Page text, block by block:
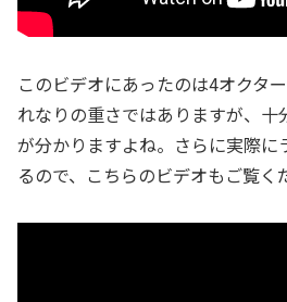
このビデオにあったのは4オクタ
れなりの重さではありますが、十
が分かりますよね。さらに実際に
るので、こちらのビデオもご覧く